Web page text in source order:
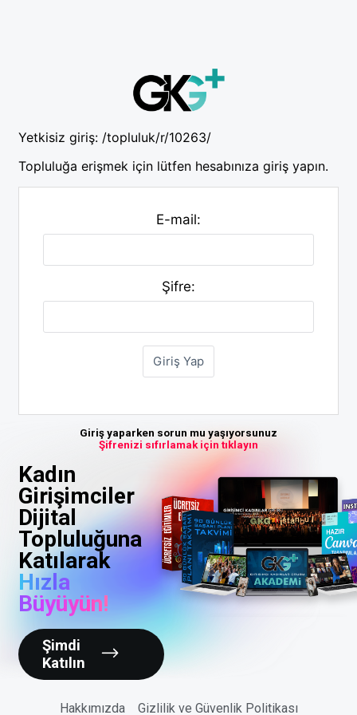
Yetkisiz giriş: /topluluk/r/10263/
Topluluğa erişmek için lütfen hesabınıza giriş yapın.
E-mail:
Şifre:
Giriş yaparken sorun mu yaşıyorsunuz
Şifrenizi sıfırlamak için tıklayın
Kadın
Girişimciler
Dijital
Topluluğuna
Katılarak
Hızla
Büyüyün!
Şimdi
Katılın
Hakkımızda Gizlilik ve Güvenlik Politikası